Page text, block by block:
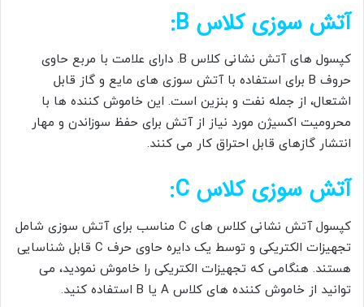
آتش سوزی کلاس B:
کپسول های آتش نشانی کلاس B. دارای علامت با مربع حاوی
حروف B برای استفاده با آتش سوزی های مایع و گاز قابل
اشتعال، از جمله نفت و بنزین است. این خاموش کننده ها با
محرومیت اکسیژن مورد نیاز از آتش برای حفظ سوزاندن و مهار
انتشار گازهای قابل احتراق کار می کنند.
آتش سوزی کلاس C:
کپسول آتش نشانی کلاس های C مناسب برای آتش سوزی شامل
تجهیزات الکتریکی و توسط یک دایره حاوی حرف C قابل شناسایی
هستند. هنگامی که تجهیزات الکتریکی را خاموش نمودید، می
توانید از خاموش کننده های کلاس A یا B استفاده کنید.